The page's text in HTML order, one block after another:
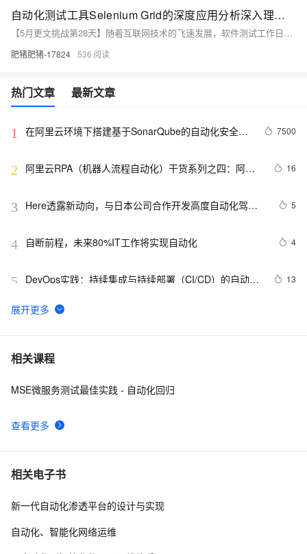
自动化测试工具Selenium Grid的深度应用分析深入理解操作系统的内存管理
【5月更文挑战第28天】随着互联网技术的飞速发展，软件测试工作日益复杂化，传统的手工测试已无法满足快速迭代的需求。自动化测试工具Selenium Grid因其分布式执行特性而受到广泛关注。本文旨在深入剖析Selenium Grid的工作原理、配置方法及其在复杂测试场景中的应用优势，为测试工程师提供高效测试解决方案的参考。
肥猪肥猪-17824 536
热门文章 最新文章
1
在阿里云环境下搭建基于SonarQube的自动化安全代
7500
2
阿里云RPA（机器人流程自动化）干货系列之四：阿里
16
3
Here透露新动向，与日本公司合作开发高度自动化驾驶
5
4 自断前程，未来80%IT工作将实现自动化 4
5
DevOps实践：持续集成与持续部署（CI/CD）的自动化
13
6 web自动化测试-playwright工具5分钟上手
7 基于LangChain手工测试用例转App自动化测试生成工
8 逾半数全球商业领袖认同智能自动化，但首先要解决员
9 SharePoint自动化系列——Set MMS field value using
10
相关课程
查看更多
MSE微服务测试最佳实践 - 自动化回归
相关电子书
新一代自动化渗透平台的设计与实现
自动化、智能化网络运维